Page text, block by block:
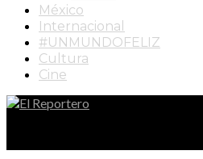
México
Internacional
#UNMUNDOFELIZ
Cultura
Cine